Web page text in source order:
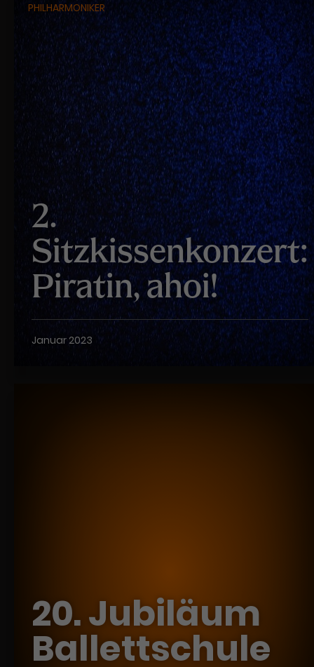
PHILHARMONIKER
2.
Sitzkissenkonzert:
Piratin, ahoi!
Januar 2023
20. Jubiläum
Ballettschule